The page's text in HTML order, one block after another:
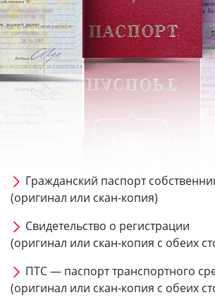
Гражданский паспорт
(оригинал или скан-копия)
Свидетельство о регистрации
(оригинал или скан-копия с обеих
ПТС — паспорт транспортного
(оригинал или скан-копия с обеих